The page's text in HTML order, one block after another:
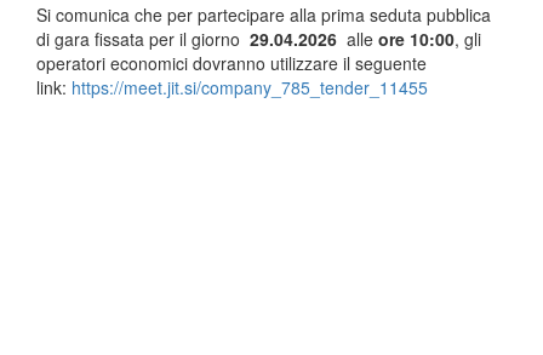
Si comunica che per partecipare alla prima seduta pubblica
di gara fissata per il giorno 29.04.2026 alle ore 10:00, gli
operatori economici dovranno utilizzare il seguente
link: https://meet.jit.si/company_785_tender_11455